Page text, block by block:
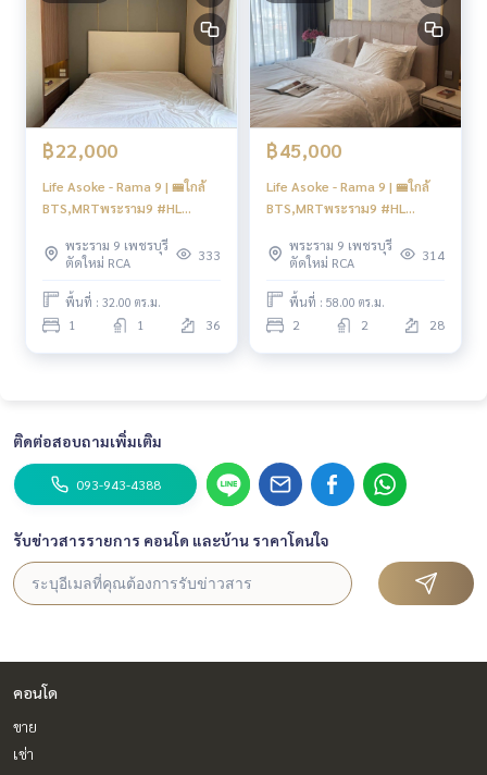
฿22,000
Life Asoke - Rama 9 | 🚝ใกล้
BTS,MRTพระราม9 #HL
พระราม 9 เพชรบุรี
ตัดใหม่ RCA
333
พื้นที่ : 32.00 ตร.ม.
1 1 36
฿45,000
Life Asoke - Rama 9 | 🚝ใกล้
BTS,MRTพระราม9 #HL
พระราม 9 เพชรบุรี
ตัดใหม่ RCA
314
พื้นที่ : 58.00 ตร.ม.
2 2 28
ติดต่อสอบถามเพิ่มเติม
093-943-4388
รับข่าวสารรายการ คอนโด และบ้าน ราคาโดนใจ
คอนโด
ขาย
เช่า